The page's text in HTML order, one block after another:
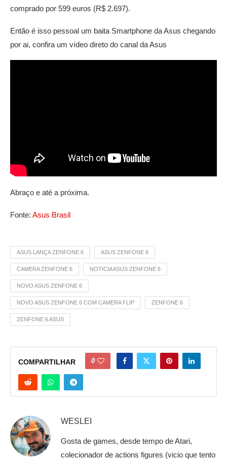
comprado por 599 euros (R$ 2.697).
Então é isso pessoal um baita Smartphone da Asus chegando
por ai, confira um vídeo direto do canal da Asus
Abraço e até a próxima.
Fonte: Asus Brasil
ASUS LANÇA ZENFONE 6 ASUS ZENFONE 6
CAMERA ZENFONE 6 NOTICIA ASUS ZENFONE 6
NOVO ASUS ZENFONE 6
NOVO ASUS ZENFONE 6 COM CAMERA FLIP ZENFONE 6
ZENFONE 6 ASUS
COMPARTILHAR 0
WESLEI
Gosta de games, desde tempo de Atari,
colecionador de actions figures (vicio que tento